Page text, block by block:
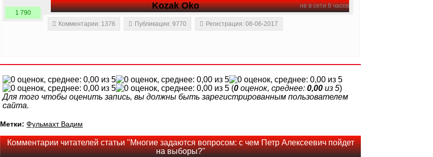
не в сети 8 часов
Kozak Oko
1 790
Комментарии: 1376
Публикации: 9770 Регистрация: 08-06-2017
(0 оценок, среднее: 0,00 из 5)
Для того чтобы оценить запись, вы должны быть зарегистрированным пользователем
сайта.
Метки: Фульмахт Вадим
Комментарии читателей статьи "Многие задаются вопросом: с чем Петр Алексеевич пойдет
на выборы?"